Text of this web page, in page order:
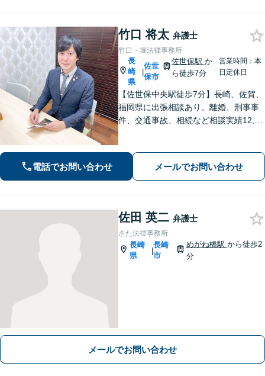
竹口 将太 弁護士
竹口・堀法律事務所
長
崎
県
|
佐世
保市
佐世保駅か
ら徒歩7分
営業時間：本
日定休日
【佐世保中央駅徒歩7分】長崎、佐賀、
福岡県に出張相談あり。離婚、刑事事
件、交通事故、相続など相談実績12,00
談ください。
電話でお問い合わせ メールでお問い合わせ
佐田 英二 弁護士
さた法律事務所
長崎
県
|
長崎
市
めがね橋駅 から徒歩2
分
メールでお問い合わせ